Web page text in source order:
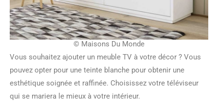
© Maisons Du Monde
Vous souhaitez ajouter un meuble TV à votre décor ? Vous
pouvez opter pour une teinte blanche pour obtenir une
esthétique soignée et raffinée. Choisissez votre téléviseur
qui se mariera le mieux à votre intérieur.